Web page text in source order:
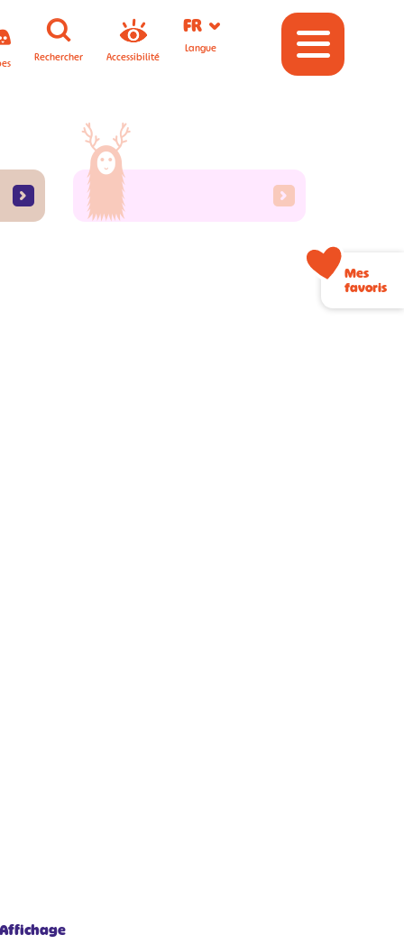
Rechercher Accessibilité
FR
Langue
Affichage
Mes
favoris